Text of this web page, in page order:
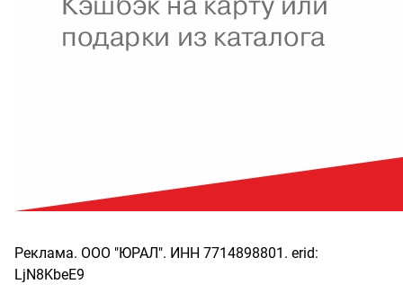
Реклама. ООО "ЮРАЛ". ИНН 7714898801. erid:
LjN8KbeE9